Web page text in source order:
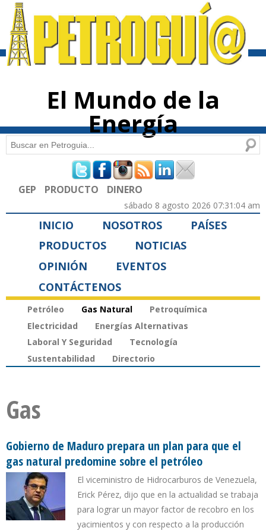
contenido
El Mundo de la
Energía
Formulario de búsqueda
Buscar
GEP PRODUCTO DINERO
sábado 8 agosto 2026 07:31:04 am
INICIO NOSOTROS
PAÍSES
PRODUCTOS
NOTICIAS
OPINIÓN
EVENTOS
CONTÁCTENOS
Petróleo Gas Natural
Petroquímica
Electricidad
Energías Alternativas
Laboral Y Seguridad
Tecnología
Sustentabilidad
Directorio
Gas
Gobierno de Maduro prepara un plan para que el
gas natural predomine sobre el petróleo
El viceministro de Hidrocarburos de Venezuela,
Erick Pérez, dijo que en la actualidad se trabaja
para lograr un mayor factor de recobro en los
yacimientos y con respecto a la producción